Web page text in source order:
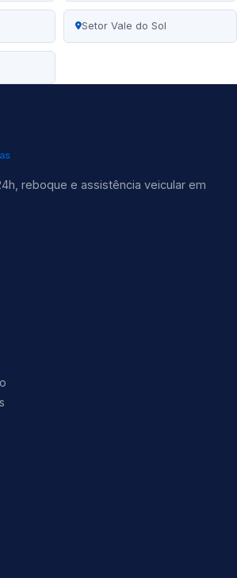
Setor Vale do Sol
reboque e assistência veicular em